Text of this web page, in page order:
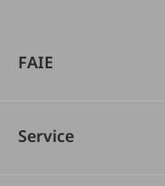
FAIE
Service